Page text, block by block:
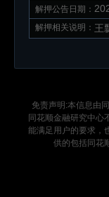
解押公告日期：
解押相关说明： 王
免责声明:本信息由
同花顺金融研究中心
能满足用户的要求，
供的包括同花